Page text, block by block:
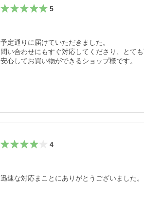
5
予定通りに届けていただきました。
問い合わせにもすぐ対応してくださり、とて
安心してお買い物ができるショップ様です。
4
迅速な対応まことにありがとうございました。